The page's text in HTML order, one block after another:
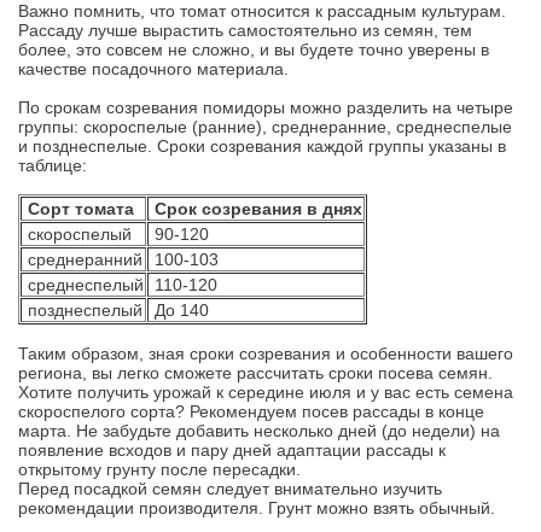
Важно помнить, что томат относится к рассадным культурам.
Рассаду лучше вырастить самостоятельно из семян, тем
более, это совсем не сложно, и вы будете точно уверены в
качестве посадочного материала.
По срокам созревания помидоры можно разделить на четыре
группы: скороспелые (ранние), среднеранние, среднеспелые
и позднеспелые. Сроки созревания каждой группы указаны в
таблице:
Сорт томата
Срок созревания в днях
скороспелый
90-120
среднеранний
100-103
среднеспелый
110-120
позднеспелый
До 140
Таким образом, зная сроки созревания и особенности вашего
региона, вы легко сможете рассчитать сроки посева семян.
Хотите получить урожай к середине июля и у вас есть семена
скороспелого сорта? Рекомендуем посев рассады в конце
марта. Не забудьте добавить несколько дней (до недели) на
появление всходов и пару дней адаптации рассады к
открытому грунту после пересадки.
Перед посадкой семян следует внимательно изучить
рекомендации производителя. Грунт можно взять обычный.